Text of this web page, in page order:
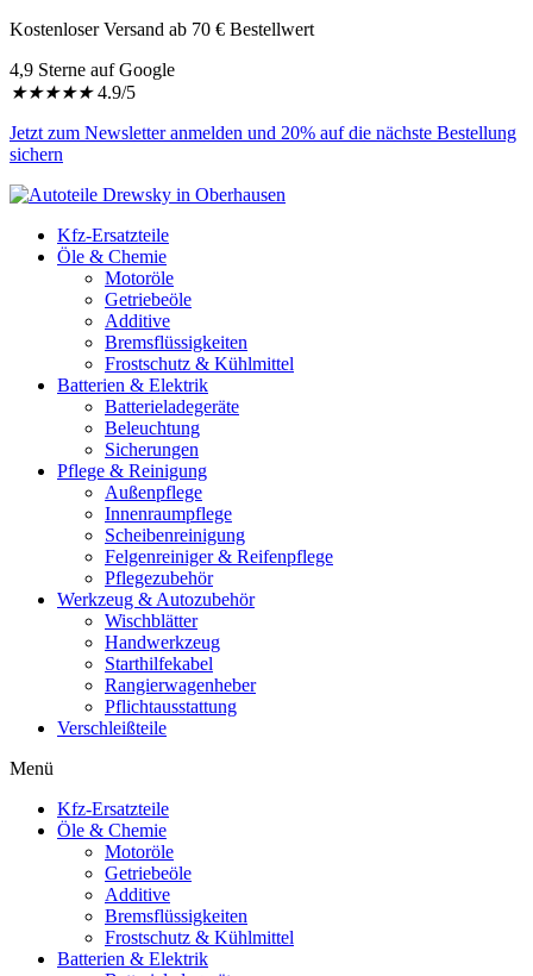
Kostenloser Versand ab 70 € Bestellwert
4,9 Sterne auf Google
★★★★★ 4.9/5
Jetzt zum Newsletter anmelden und 20% auf die nächste Bestellung
sichern
Kfz-Ersatzteile
Öle & Chemie
Motoröle
Getriebeöle
Additive
Bremsflüssigkeiten
Frostschutz & Kühlmittel
Batterien & Elektrik
Batterieladegeräte
Beleuchtung
Sicherungen
Pflege & Reinigung
Außenpflege
Innenraumpflege
Scheibenreinigung
Felgenreiniger & Reifenpflege
Pflegezubehör
Werkzeug & Autozubehör
Wischblätter
Handwerkzeug
Starthilfekabel
Rangierwagenheber
Pflichtausstattung
Verschleißteile
Menü
Kfz-Ersatzteile
Öle & Chemie
Motoröle
Getriebeöle
Additive
Bremsflüssigkeiten
Frostschutz & Kühlmittel
Batterien & Elektrik